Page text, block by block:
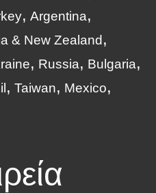
Argentina
& New Zealand
Russia
Bulgaria
Taiwan
Mexico